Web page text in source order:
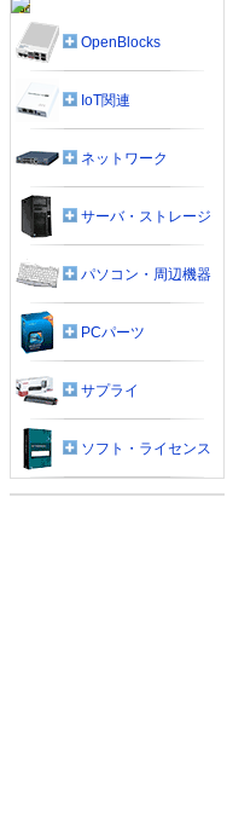
OpenBlocks
IoT関連
ネットワーク
サーバ・ストレージ
パソコン・周辺機器
PCパーツ
サプライ
ソフト・ライセンス